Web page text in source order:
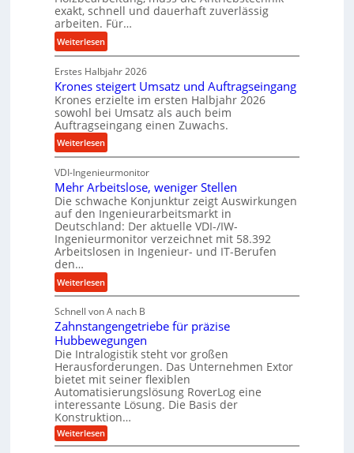
r
ü
c
k
p
o
z
e
s
s
e
w
i
n
e
t
r
i
e
b
u
n
d
H
y
d
r
a
u
k
i
m
V
e
r
g
l
exakt, schnell und dauerhaft zuverlässig
arbeiten. Für…
Weiterlesen:
P
r
ä
z
i
s
e
u
n
d
l
a
n
g
e
b
i
g
e
K
u
g
e
l
g
e
Erstes Halbjahr 2026
Krones steigert Umsatz und Auftragseingang
Krones erzielte im ersten Halbjahr 2026
sowohl bei Umsatz als auch beim
Auftragseingang einen Zuwachs.
Weiterlesen:
K
r
o
n
e
s
s
e
i
g
e
r
t
U
m
s
a
t
z
VDI-Ingenieurmonitor
Mehr Arbeitslose, weniger Stellen
Die schwache Konjunktur zeigt Auswirkungen
auf den Ingenieurarbeitsmarkt in
Deutschland: Der aktuelle VDI-/IW-
Ingenieurmonitor verzeichnet mit 58.392
Arbeitslosen in Ingenieur- und IT-Berufen
den…
Weiterlesen:
M
e
h
r
A
r
b
e
i
t
s
Schnell von A nach B
Zahnstangengetriebe für präzise
Hubbewegungen
Die Intralogistik steht vor großen
Herausforderungen. Das Unternehmen Extor
bietet mit seiner flexiblen
Automatisierungslösung RoverLog eine
interessante Lösung. Die Basis der
Konstruktion…
Weiterlesen:
Z